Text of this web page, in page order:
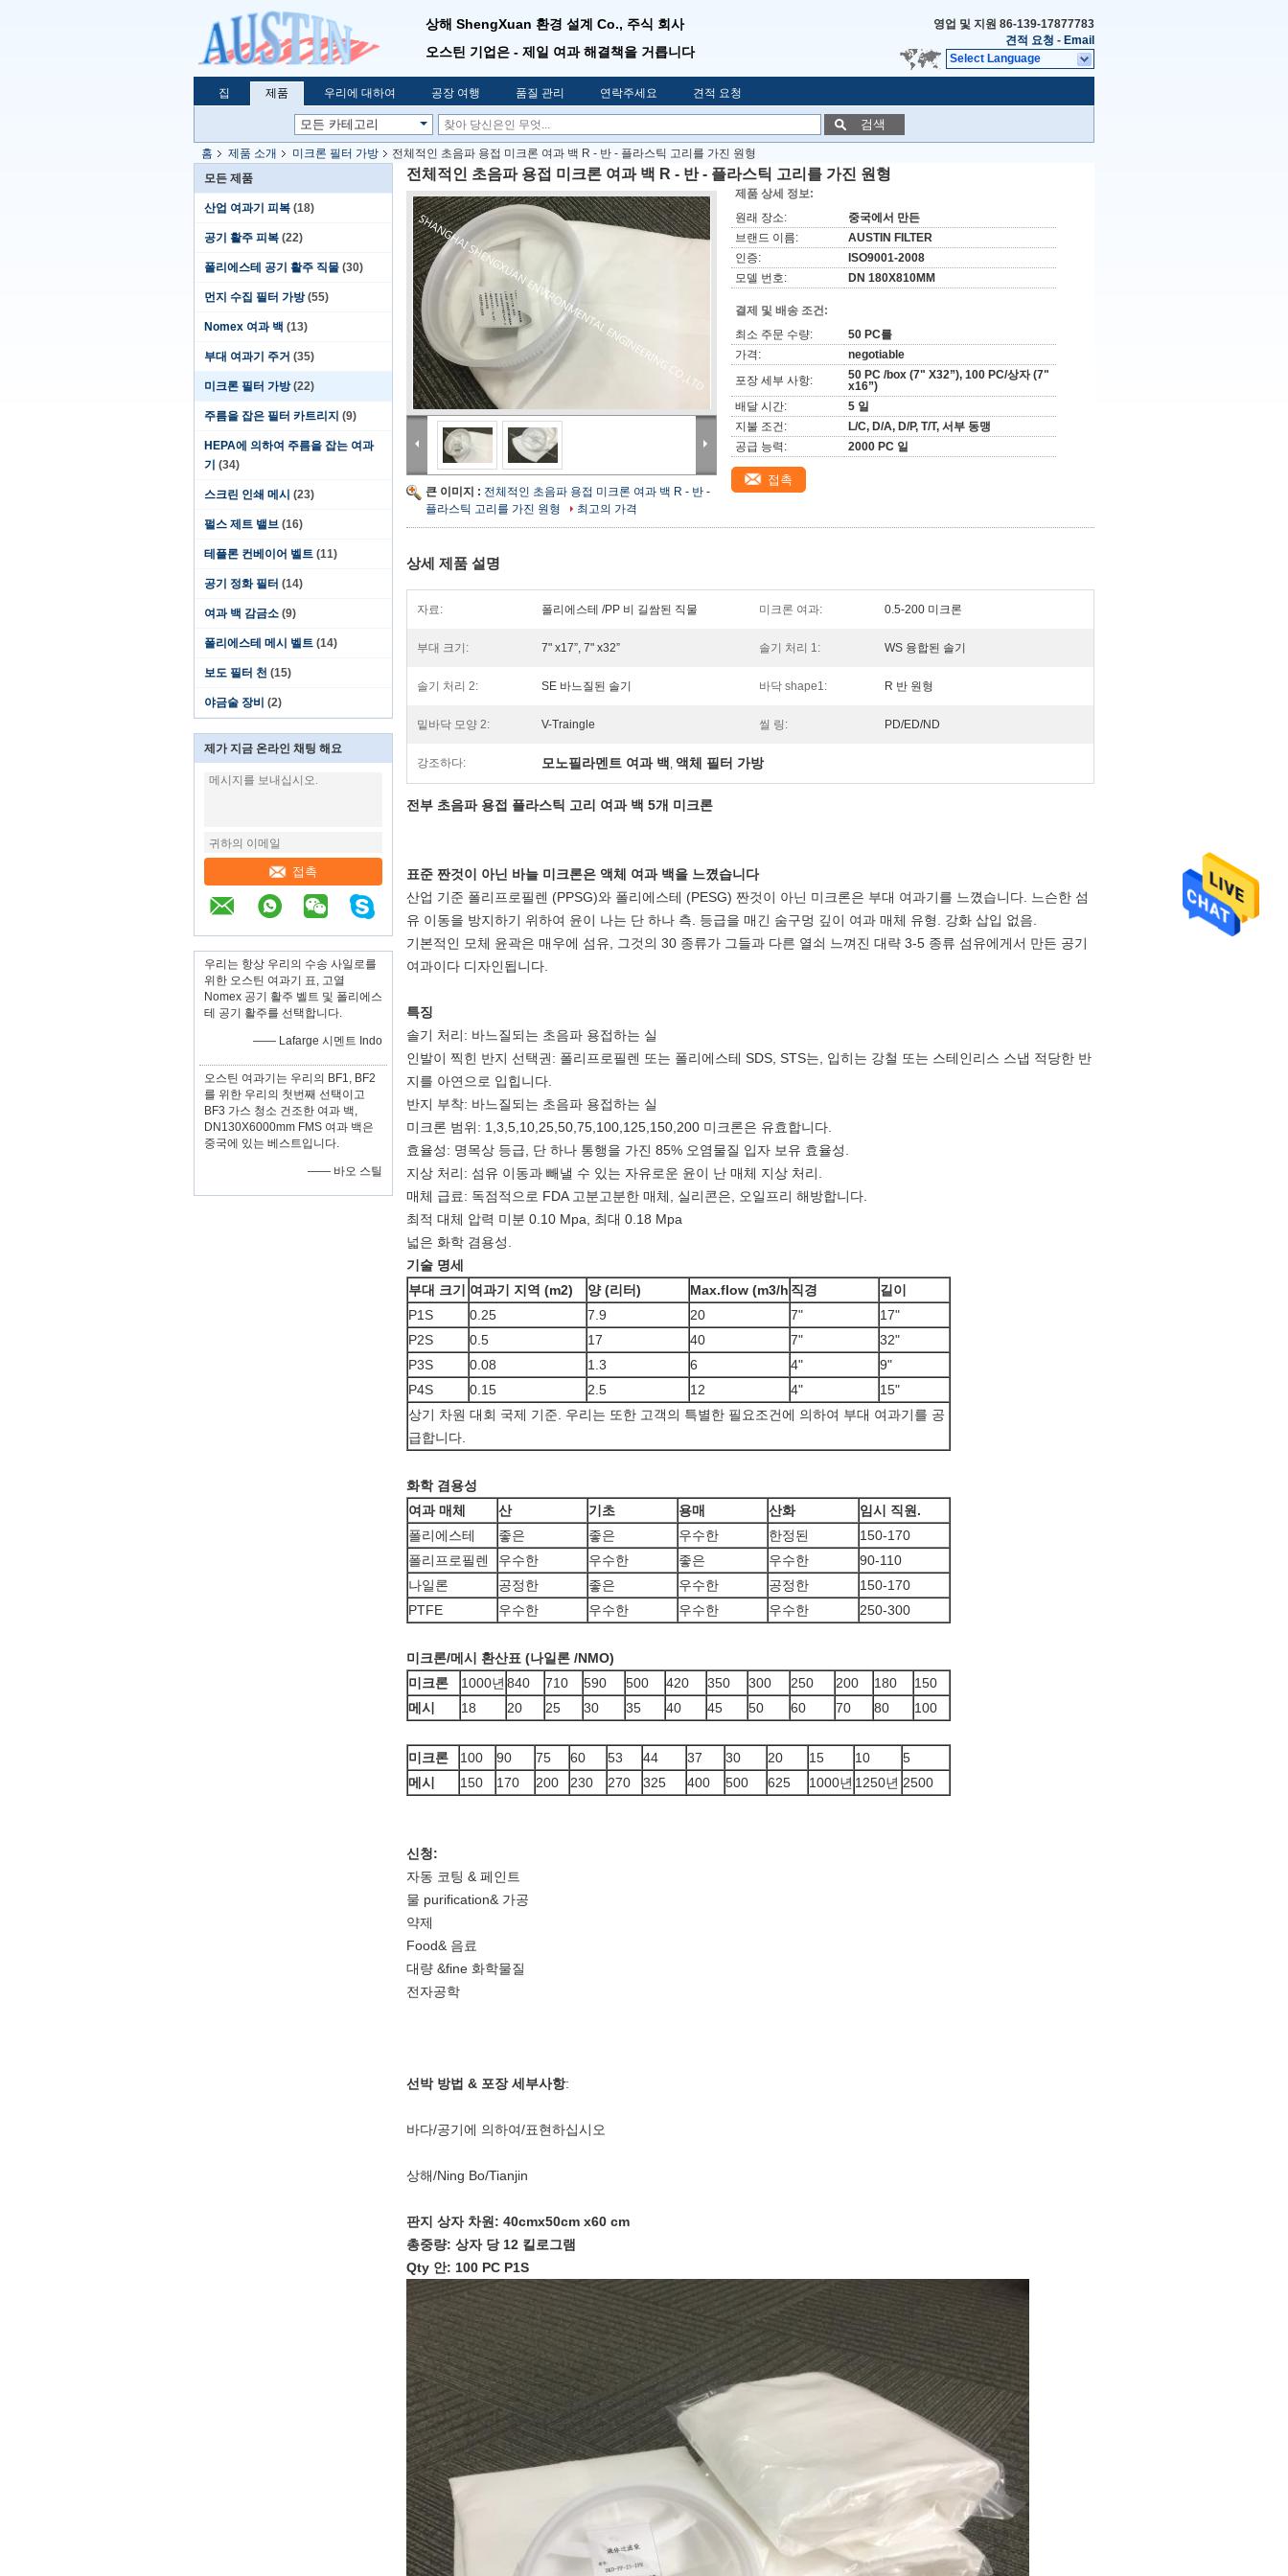
상해 ShengXuan 환경 설계 Co., 주식 회사
오스틴 기업은 - 제일 여과 해결책을 거릅니다
영업 및 지원 86-139-17877783
견적 요청 - Email
Select Language
집 제품 우리에 대하여 공장 여행 품질 관리 연락주세요 견적 요청
검색
홈 제품 소개 미크론 필터 가방
전체적인 초음파 용접 미크론 여과 백 R - 반 - 플라스틱 고리를 가진 원형
모든 제품
산업 여과기 피복 (18)
공기 활주 피복 (22)
폴리에스테 공기 활주 직물 (30)
먼지 수집 필터 가방 (55)
Nomex 여과 백 (13)
부대 여과기 주거 (35)
미크론 필터 가방 (22)
주름을 잡은 필터 카트리지 (9)
HEPA에 의하여 주름을 잡는 여과
기 (34)
스크린 인쇄 메시 (23)
펄스 제트 밸브 (16)
테플론 컨베이어 벨트 (11)
공기 정화 필터 (14)
여과 백 감금소 (9)
폴리에스테 메시 벨트 (14)
보도 필터 천 (15)
야금술 장비 (2)
제가 지금 온라인 채팅 해요
접촉
우리는 항상 우리의 수송 사일로를
위한 오스틴 여과기 표, 고열
Nomex 공기 활주 벨트 및 폴리에스
테 공기 활주를 선택합니다.
—— Lafarge 시멘트 Indo
오스틴 여과기는 우리의 BF1, BF2
를 위한 우리의 첫번째 선택이고
BF3 가스 청소 건조한 여과 백,
DN130X6000mm FMS 여과 백은
중국에 있는 베스트입니다.
—— 바오 스틸
전체적인 초음파 용접 미크론 여과 백 R - 반 - 플라스틱 고리를 가진 원형
큰 이미지 : 전체적인 초음파 용접 미크론 여과 백 R - 반 -
플라스틱 고리를 가진 원형
최고의 가격
제품 상세 정보:
원래 장소:
중국에서 만든
브랜드 이름:
AUSTIN FILTER
인증:
ISO9001-2008
모델 번호:
DN 180X810MM
결제 및 배송 조건:
최소 주문 수량:
50 PC를
가격:
negotiable
포장 세부 사항:
50 PC /box (7" X32”), 100 PC/상자 (7"
x16”)
배달 시간:
5 일
지불 조건:
L/C, D/A, D/P, T/T, 서부 동맹
공급 능력:
2000 PC 일
접촉
상세 제품 설명
자료: 폴리에스테 /PP 비 길쌈된 직물 미크론 여과: 0.5-200 미크론
부대 크기: 7" x17”, 7" x32” 솔기 처리 1: WS 융합된 솔기
솔기 처리 2: SE 바느질된 솔기 바닥 shape1: R 반 원형
밑바닥 모양 2: V-Traingle 씰 링: PD/ED/ND
강조하다: 모노필라멘트 여과 백 , 액체 필터 가방
전부 초음파 용접 플라스틱 고리 여과 백 5개 미크론
표준 짠것이 아닌 바늘 미크론은 액체 여과 백을 느꼈습니다
산업 기준 폴리프로필렌 (PPSG)와 폴리에스테 (PESG) 짠것이 아닌 미크론은 부대 여과기를 느꼈습니다. 느슨한 섬
유 이동을 방지하기 위하여 윤이 나는 단 하나 측. 등급을 매긴 숨구멍 깊이 여과 매체 유형. 강화 삽입 없음.
기본적인 모체 윤곽은 매우에 섬유, 그것의 30 종류가 그들과 다른 열쇠 느껴진 대략 3-5 종류 섬유에게서 만든 공기
여과이다 디자인됩니다.
특징
솔기 처리: 바느질되는 초음파 용접하는 실
인발이 찍힌 반지 선택권: 폴리프로필렌 또는 폴리에스테 SDS, STS는, 입히는 강철 또는 스테인리스 스냅 적당한 반
지를 아연으로 입힙니다.
반지 부착: 바느질되는 초음파 용접하는 실
미크론 범위: 1,3,5,10,25,50,75,100,125,150,200 미크론은 유효합니다.
효율성: 명목상 등급, 단 하나 통행을 가진 85% 오염물질 입자 보유 효율성.
지상 처리: 섬유 이동과 빼낼 수 있는 자유로운 윤이 난 매체 지상 처리.
매체 급료: 독점적으로 FDA 고분고분한 매체, 실리콘은, 오일프리 해방합니다.
최적 대체 압력 미분 0.10 Mpa, 최대 0.18 Mpa
넓은 화학 겸용성.
기술 명세
부대 크기
여과기 지역 (m2) 양 (리터) Max.flow (m3/h 직경
길이
P1S
0.25 7.9 20 7"
17"
P2S
0.5 17 40 7"
32"
P3S
0.08 1.3 6 4"
9"
P4S
0.15 2.5 12 4"
15"
상기 차원 대회 국제 기준. 우리는 또한 고객의 특별한 필요조건에 의하여 부대 여과기를 공
급합니다.
화학 겸용성
여과 매체
산 기초 용매 산화
임시 직원.
폴리에스테
좋은 좋은 우수한 한정된
150-170
폴리프로필렌
우수한 우수한 좋은 우수한
90-110
나일론
공정한 좋은 우수한 공정한
150-170
PTFE
우수한 우수한 우수한 우수한 250-300
미크론/메시 환산표 (나일론 /NMO)
미크론
1000년 840 710 590 500 420 350 300 250 200 180
150
메시
18 20 25 30 35 40 45 50 60 70 80 100
미크론 100 90 75 60 53 44 37 30 20 15 10
5
메시
150 170 200 230 270 325 400 500 625 1000년 1250년 2500
신청:
자동 코팅 & 페인트
물 purification& 가공
약제
Food& 음료
대량 &fine 화학물질
전자공학
선박 방법 & 포장 세부사항:
바다/공기에 의하여/표현하십시오
상해/Ning Bo/Tianjin
판지 상자 차원: 40cmx50cm x60 cm
총중량: 상자 당 12 킬로그램
Qty 안: 100 PC P1S